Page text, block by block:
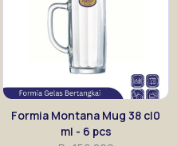
Formia Montana Mug 38 cl0
ml - 6 pcs